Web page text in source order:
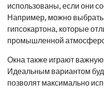
использованы, если они
Например, можно выбрать
гипсокартона, которые
промышленной
Окна также играют
Идеальным вариантом
позволят максимально